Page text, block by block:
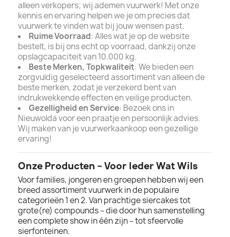
alleen verkopers; wij ademen vuurwerk! Met onze
kennis en ervaring helpen we je om precies dat
vuurwerk te vinden wat bij jouw wensen past.
Ruime Voorraad: Alles wat je op de website
bestelt, is bij ons echt op voorraad, dankzij onze
opslagcapaciteit van 10.000 kg.
Beste Merken, Topkwaliteit: We bieden een
zorgvuldig geselecteerd assortiment van alleen de
beste merken, zodat je verzekerd bent van
indrukwekkende effecten en veilige producten.
Gezelligheid en Service: Bezoek ons in
Nieuwolda voor een praatje en persoonlijk advies.
Wij maken van je vuurwerkaankoop een gezellige
ervaring!
Onze Producten – Voor Ieder Wat Wils
Voor families, jongeren en groepen hebben wij een
breed assortiment vuurwerk in de populaire
categorieën 1 en 2. Van prachtige siercakes tot
grote(re) compounds – die door hun samenstelling
een complete show in één zijn – tot sfeervolle
sierfonteinen.